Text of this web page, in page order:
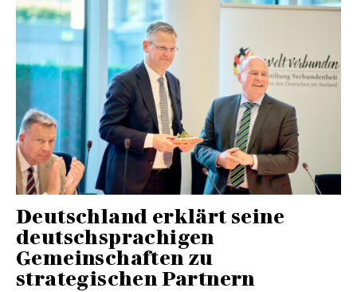
Deutschland erklärt seine
deutschsprachigen
Gemeinschaften zu
strategischen Partnern